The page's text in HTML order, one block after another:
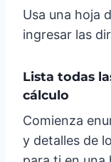
Usa una hoja
ingresar las
Lista todas
cálculo
Comienza
y detalles de